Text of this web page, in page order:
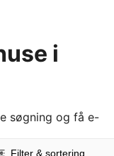
i
søgning og få e-
Filter & sortering